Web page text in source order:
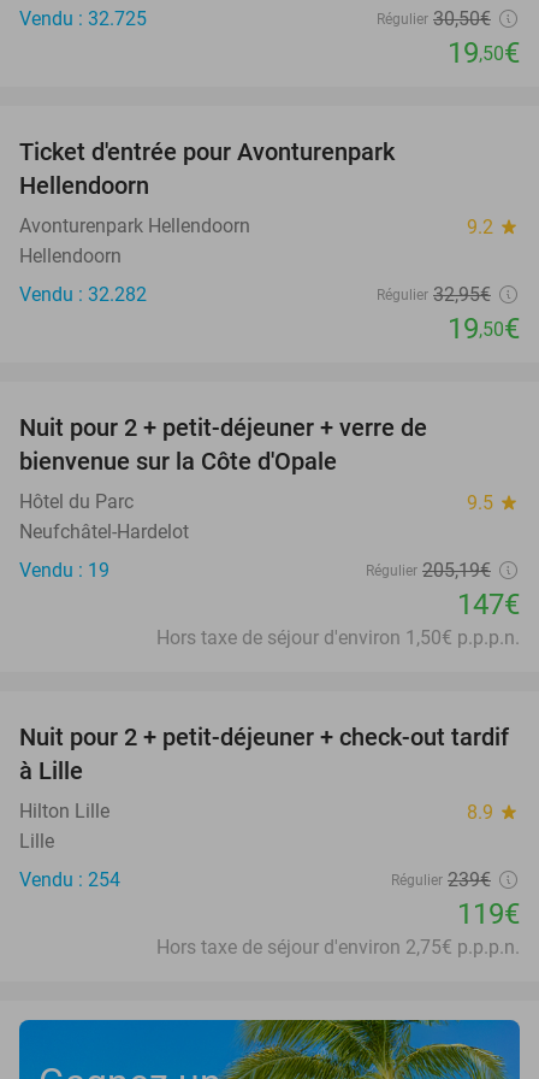
Vendu : 32.725 Régulier 30,50€
19,50€
Ticket d'entrée pour Avonturenpark
Hellendoorn
Avonturenpark Hellendoorn 9.2 star
Hellendoorn
Vendu : 32.282
Régulier 32,95€
19,50€
Nuit pour 2 + petit-déjeuner + verre de
bienvenue sur la Côte d'Opale
Hôtel du Parc 9.5 star
Neufchâtel-Hardelot
Vendu : 19
Régulier 205,19€
147€
Hors taxe de séjour d'environ 1,50€ p.p.p.n.
50%
Nuit pour 2 + petit-déjeuner + check-out tardif
à Lille
Hilton Lille 8.9 star
Lille
Vendu : 254
Régulier 239€
119€
Hors taxe de séjour d'environ 2,75€ p.p.p.n.